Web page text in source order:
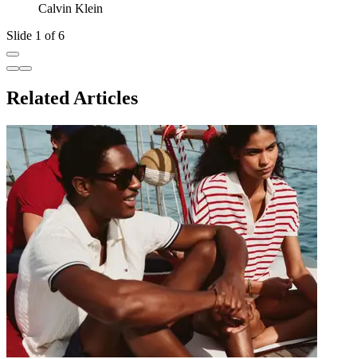
Calvin Klein
Slide 1 of 6
Related Articles